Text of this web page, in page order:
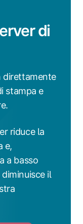
di
direttamente
stampa e
riduce la
e,
a basso
il